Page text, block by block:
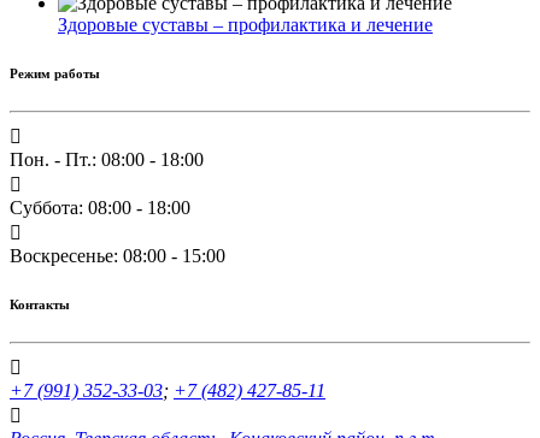
Здоровые суставы – профилактика и лечение
Режим работы
Пон. - Пт.: 08:00 - 18:00
Суббота: 08:00 - 18:00
Воскресенье: 08:00 - 15:00
Контакты
+7 (991) 352-33-03; +7 (482) 427-85-11